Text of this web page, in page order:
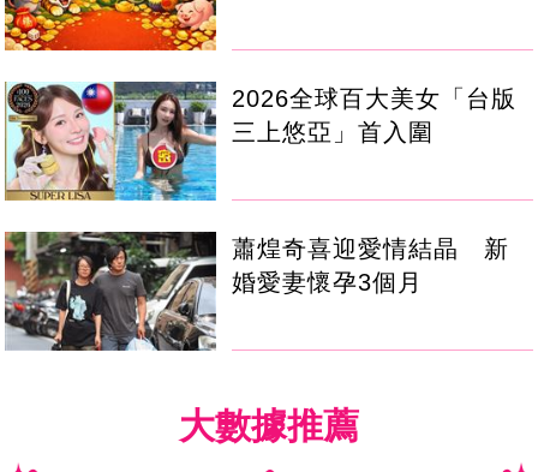
2026全球百大美女「台版
三上悠亞」首入圍
蕭煌奇喜迎愛情結晶 新
婚愛妻懷孕3個月
大數據推薦